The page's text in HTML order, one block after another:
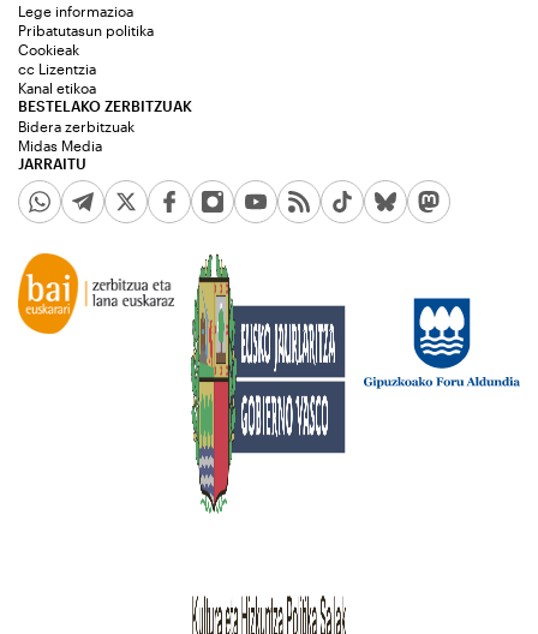
JARRAITU
Lege informazioa
Pribatutasun politika
Cookieak
cc Lizentzia
Kanal etikoa
BESTELAKO ZERBITZUAK
Bidera zerbitzuak
Midas Media